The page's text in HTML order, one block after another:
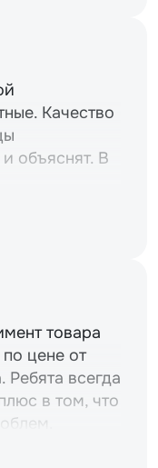
Качество
объяснят. В
товара
цене от
всегда
в том, что